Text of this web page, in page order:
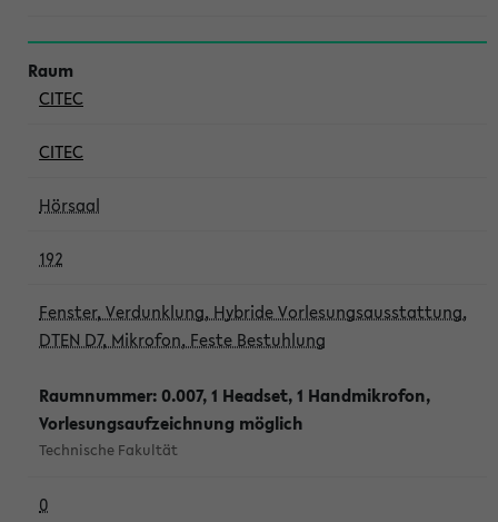
CITEC
CITEC
Hörsaal
192
Fenster, Verdunklung, Hybride Vorlesungsausstattung,
DTEN D7, Mikrofon, Feste Bestuhlung
Raumnummer: 0.007, 1 Headset, 1 Handmikrofon,
Vorlesungsaufzeichnung möglich
Technische Fakultät
0